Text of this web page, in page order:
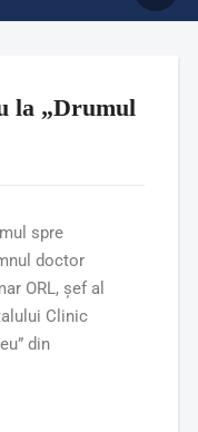
la „Drumul
spre
doctor
ORL, șef al
Clinic
din